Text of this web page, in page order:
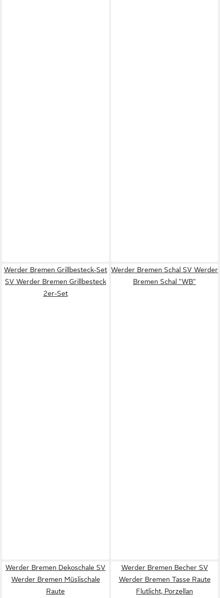
Werder Bremen Grillbesteck-Set
SV Werder Bremen Grillbesteck
2er-Set
Werder Bremen Schal SV Werder
Bremen Schal "WB"
Werder Bremen Dekoschale SV
Werder Bremen Müslischale
Raute
Werder Bremen Becher SV
Werder Bremen Tasse Raute
Flutlicht, Porzellan